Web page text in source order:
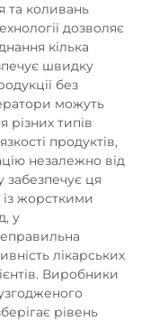
та коливань
дозволяє
кілька
швидку
без
можуть
типів
продуктів,
незалежно від
забезпечує ця
із жорсткими
у
лікарських
Виробники
рівень